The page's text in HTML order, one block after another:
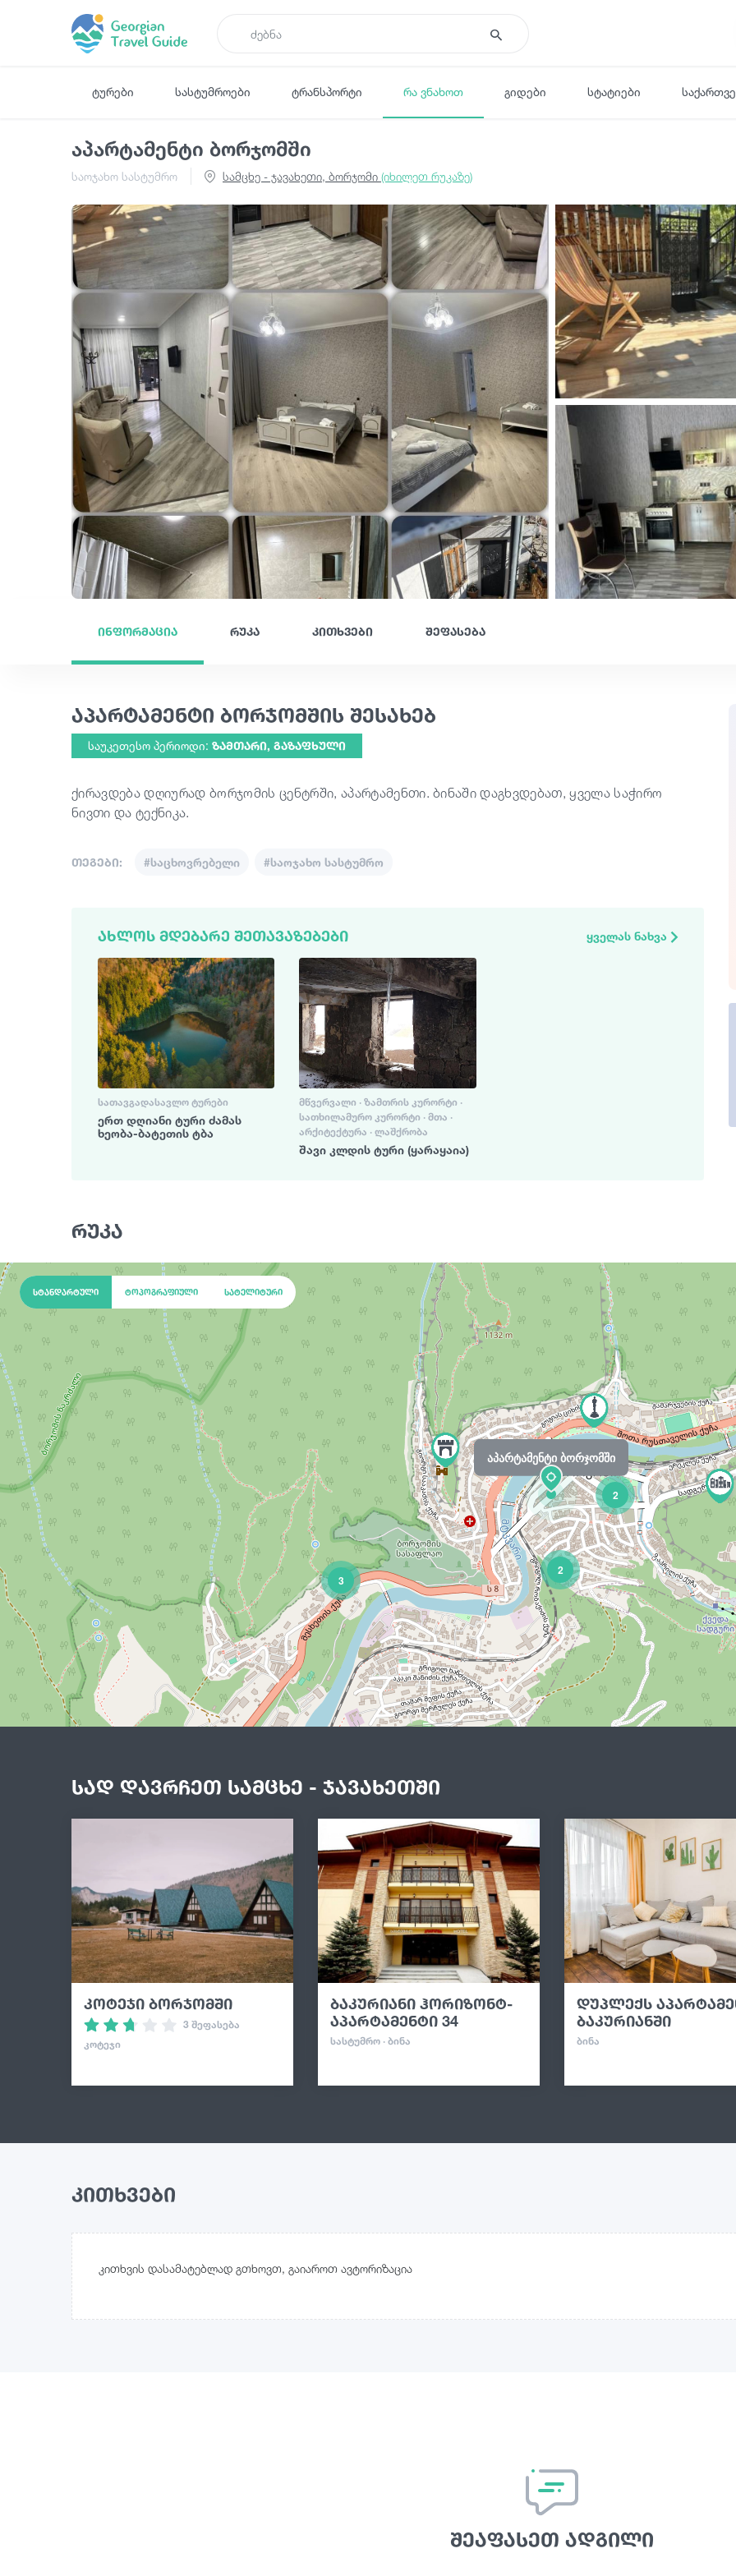
ტურები სასტუმროები ტრანსპორტი რა ვნახოთ გიდები სტატიები
აპარტამენტი ბორჯომში
საოჯახო სასტუმრო სამცხე - ჯავახეთი, ბორჯომი (იხილეთ რუკაზე)
ინფორმაცია რუკა კითხვები შეფასება
აპარტამენტი ბორჯომშის შესახებ
საუკეთესო პერიოდი: ᲖᲐᲛᲗᲐᲠᲘ, ᲒᲐᲖᲐᲤᲮᲣᲚᲘ
ქირავდება დღიურად ბორჯომის ცენტრში, აპარტამენთი. ბინაში დაგხვდებათ, ყველა საჭირო
ნივთი და ტექნიკა.
თეგები: #საცხოვრებელი #საოჯახო სასტუმრო
ᲐᲮᲚᲝᲡ ᲛᲓᲔᲑᲐᲠᲔ ᲨᲔᲗᲐᲕᲐᲖᲔᲑᲔᲑᲘ ყველას ნახვა
ᲡᲐᲗᲐᲕᲒᲐᲓᲐᲡᲐᲕᲚᲝ ᲢᲣᲠᲔᲑᲘ
ერთ დღიანი ტური ძამას
ხეობა-ბატეთის ტბა
ᲛᲬᲕᲔᲠᲕᲐᲚᲘ · ᲖᲐᲛᲗᲠᲘᲡ ᲙᲣᲠᲝᲠᲢᲘ ·
ᲡᲐᲗᲮᲘᲚᲐᲛᲣᲠᲝ ᲙᲣᲠᲝᲠᲢᲘ · ᲛᲗᲐ ·
ᲐᲠᲥᲘᲢᲔᲥᲢᲣᲠᲐ · ᲚᲐᲨᲥᲠᲝᲑᲐ
შავი კლდის ტური (ყარაყაია)
რუკა
აპარტამენტი ბორჯომში
2
2
3
სტანდარტული ტოპოგრაფიული სატელიტური
სად დავრჩეთ სამცხე - ჯავახეთში
კოტეჯი ბორჯომში
3 შეფასება
ᲙᲝᲢᲔᲯᲘ
ბაკურიანი ჰორიზონტ-
აპარტამენტი 34
ᲡᲐᲡᲢᲣᲛᲠᲝ · ᲑᲘᲜᲐ
დუპლექს
ბაკურიანში
ᲑᲘᲜᲐ
კითხვები
კითხვის დასამატებლად გთხოვთ, გაიაროთ ავტორიზაცია
შეაფასეთ ადგილი